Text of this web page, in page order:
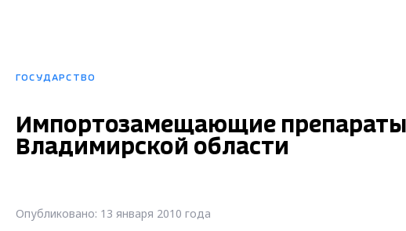
ГОСУДАРСТВО
Импортозамещающие препараты
Владимирской области
Опубликовано: 13 января 2010 года